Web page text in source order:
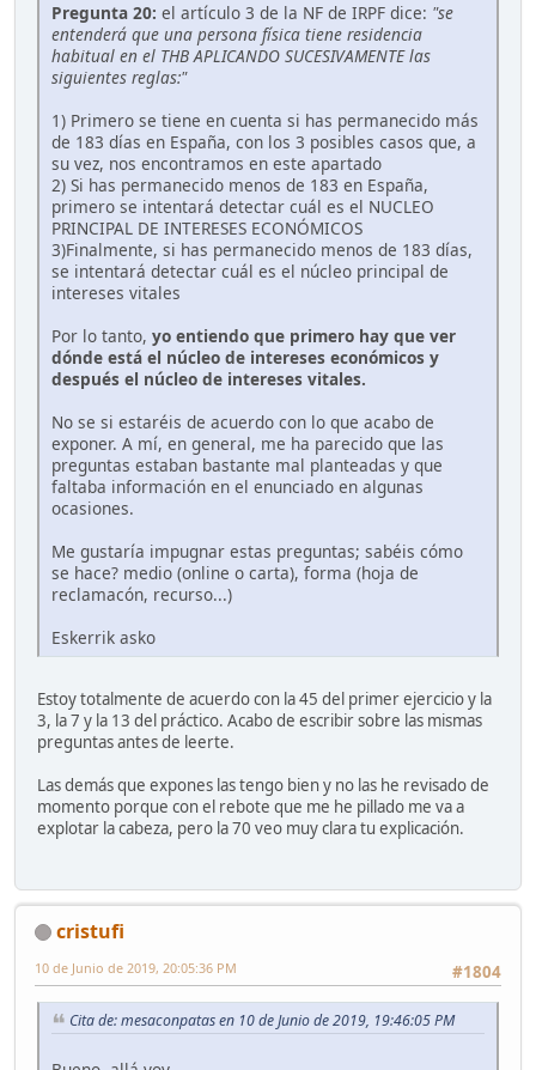
Pregunta 20: el artículo 3 de la NF de IRPF dice: "se
entenderá que una persona física tiene residencia
habitual en el THB APLICANDO SUCESIVAMENTE las
siguientes reglas:"
1) Primero se tiene en cuenta si has permanecido más
de 183 días en España, con los 3 posibles casos que, a
su vez, nos encontramos en este apartado
2) Si has permanecido menos de 183 en España,
primero se intentará detectar cuál es el NUCLEO
PRINCIPAL DE INTERESES ECONÓMICOS
3)Finalmente, si has permanecido menos de 183 días,
se intentará detectar cuál es el núcleo principal de
intereses vitales
Por lo tanto, yo entiendo que primero hay que ver
dónde está el núcleo de intereses económicos y
después el núcleo de intereses vitales.
No se si estaréis de acuerdo con lo que acabo de
exponer. A mí, en general, me ha parecido que las
preguntas estaban bastante mal planteadas y que
faltaba información en el enunciado en algunas
ocasiones.
Me gustaría impugnar estas preguntas; sabéis cómo
se hace? medio (online o carta), forma (hoja de
reclamacón, recurso...)
Eskerrik asko
Estoy totalmente de acuerdo con la 45 del primer ejercicio y la
3, la 7 y la 13 del práctico. Acabo de escribir sobre las mismas
preguntas antes de leerte.
Las demás que expones las tengo bien y no las he revisado de
momento porque con el rebote que me he pillado me va a
explotar la cabeza, pero la 70 veo muy clara tu explicación.
cristufi
#1804
10 de Junio de 2019, 20:05:36 PM
Cita de: mesaconpatas en 10 de Junio de 2019, 19:46:05 PM